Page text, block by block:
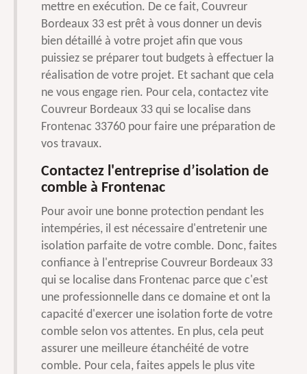
mettre en exécution. De ce fait, Couvreur
Bordeaux 33 est prêt à vous donner un devis
bien détaillé à votre projet afin que vous
puissiez se préparer tout budgets à effectuer la
réalisation de votre projet. Et sachant que cela
ne vous engage rien. Pour cela, contactez vite
Couvreur Bordeaux 33 qui se localise dans
Frontenac 33760 pour faire une préparation de
vos travaux.
Contactez l'entreprise d’isolation de
comble à Frontenac
Pour avoir une bonne protection pendant les
intempéries, il est nécessaire d'entretenir une
isolation parfaite de votre comble. Donc, faites
confiance à l'entreprise Couvreur Bordeaux 33
qui se localise dans Frontenac parce que c'est
une professionnelle dans ce domaine et ont la
capacité d'exercer une isolation forte de votre
comble selon vos attentes. En plus, cela peut
assurer une meilleure étanchéité de votre
comble. Pour cela, faites appels le plus vite